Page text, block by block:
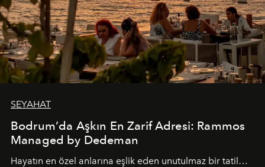
SEYAHAT
Bodrum’da Aşkın En Zarif Adresi: Rammos
Managed by Dedeman
Hayatın en özel anlarına eşlik eden unutulmaz bir tatil…